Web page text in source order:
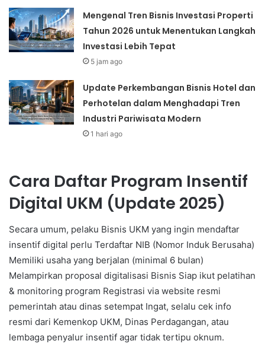
Mengenal Tren Bisnis Investasi Properti
Tahun 2026 untuk Menentukan Langkah
Investasi Lebih Tepat
5 jam ago
Update Perkembangan Bisnis Hotel dan
Perhotelan dalam Menghadapi Tren
Industri Pariwisata Modern
1 hari ago
Cara Daftar Program Insentif
Digital UKM (Update 2025)
Secara umum, pelaku Bisnis UKM yang ingin mendaftar
insentif digital perlu Terdaftar NIB (Nomor Induk Berusaha)
Memiliki usaha yang berjalan (minimal 6 bulan)
Melampirkan proposal digitalisasi Bisnis Siap ikut pelatihan
& monitoring program Registrasi via website resmi
pemerintah atau dinas setempat Ingat, selalu cek info
resmi dari Kemenkop UKM, Dinas Perdagangan, atau
lembaga penyalur insentif agar tidak tertipu oknum.